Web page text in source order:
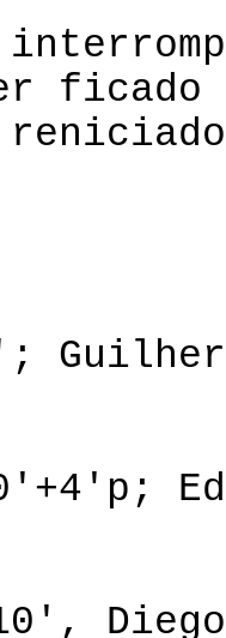
1
2
10',